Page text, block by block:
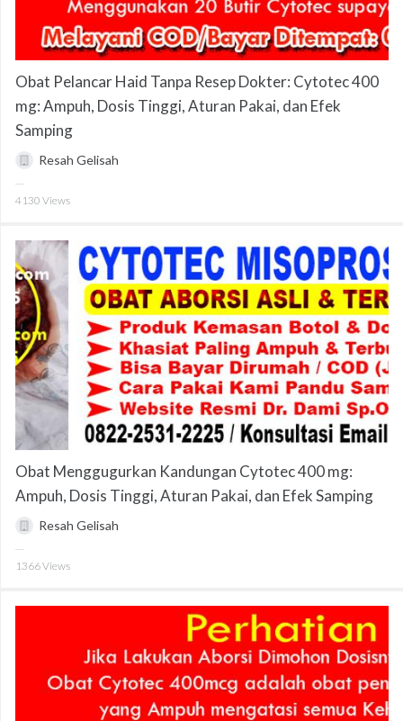
Obat Pelancar Haid Tanpa Resep Dokter: Cytotec 400
mg: Ampuh, Dosis Tinggi, Aturan Pakai, dan Efek
Samping
Resah Gelisah
4130 Views
Obat Menggugurkan Kandungan Cytotec 400 mg:
Ampuh, Dosis Tinggi, Aturan Pakai, dan Efek Samping
Resah Gelisah
1366Views